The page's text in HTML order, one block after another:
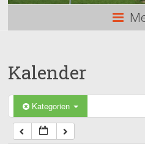
Kalender
Kategorien
04:00
05:00
06:00
07:00